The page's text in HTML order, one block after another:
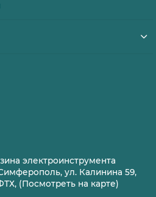
электроинструмента
ул. Калинина 59,
(Посмотреть на карте)